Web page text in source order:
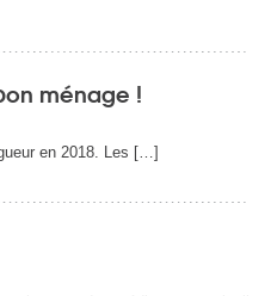
ménage !
en 2018. Les […]